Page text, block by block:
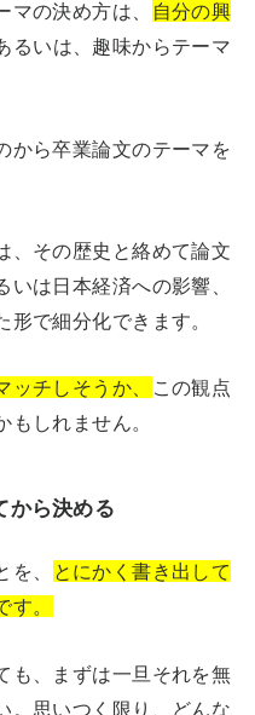
マの決め方は、
自分の興
るいは、趣味からテーマ
から卒業論文のテーマを
、その歴史と絡めて論文
は日本経済への影響、
で細分化できます。
チしそうか、
この観点
しれません。
から決める
、
とにかく書き出して
。
も、まずは一旦それを無
。思いつく限り、どんな